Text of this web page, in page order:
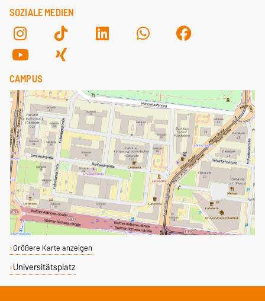
SOZIALE MEDIEN
CAMPUS
Größere Karte anzeigen
Universitätsplatz